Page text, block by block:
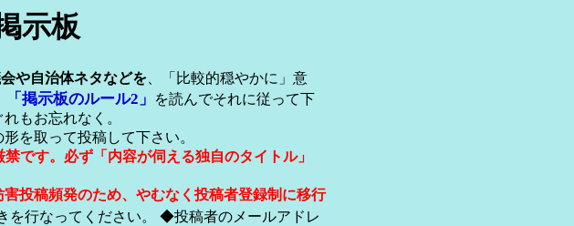
示板
や自治体ネタなどを、「比較的穏やかに」意
「掲示板のルール2」
を読んでそれに従って下
もお忘れなく。
を取って投稿して下さい。
です。必ず「内容が伺える独自のタイトル」
害投稿頻発のため、やむなく投稿者登録制に移行
を行なってください。 ◆投稿者のメールアドレ